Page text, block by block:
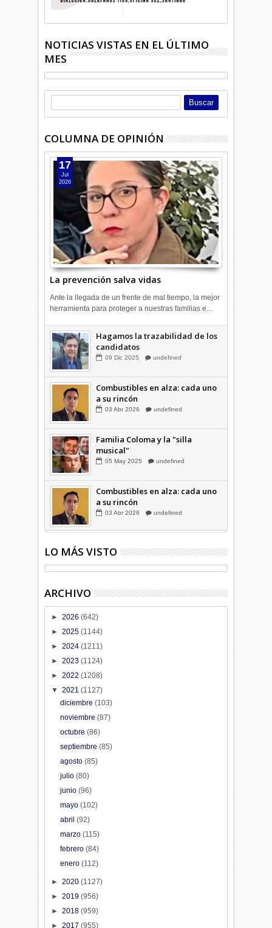
NOTICIAS VISTAS EN EL ÚLTIMO
MES
COLUMNA DE OPINIÓN
La prevención salva vidas
17
Jul
2026
Ante la llegada de un frente de mal tiempo, la mejor
herramienta para proteger a nuestras familias e...
Hagamos la trazabilidad de los
candidatos
09 Dic 2025 undefined
Combustibles en alza: cada uno
a su rincón
03 Abr 2026 undefined
Familia Coloma y la "silla
musical"
05 May 2025 undefined
Combustibles en alza: cada uno
a su rincón
03 Abr 2026 undefined
LO MÁS VISTO
ARCHIVO
►2026(642)
►2025(1144)
►2024(1211)
►2023(1124)
►2022(1208)
▼2021(1127)
diciembre (103)
noviembre (87)
octubre (86)
septiembre (85)
agosto (85)
julio (80)
junio (96)
mayo (102)
abril (92)
marzo (115)
febrero (84)
enero (112)
►2020(1127)
►2019(956)
►2018(959)
►2017(955)